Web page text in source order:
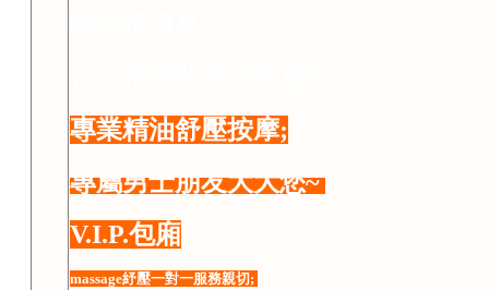
專業精油舒壓按摩;
專屬男士朋友大大您~
V.I.P.包廂
massage紓壓一對一服務親切;